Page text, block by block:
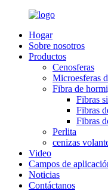
Hogar
Sobre nosotros
Productos
Cenosferas
Microesferas
Fibra de
Fibras
Fibras
Fibras
Perlita
cenizas
Video
Campos de
Noticias
Contáctanos